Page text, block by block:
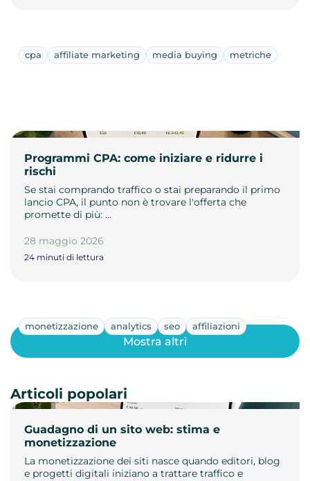
cpa affiliate marketing media buying metriche
Programmi CPA: come iniziare e ridurre i
rischi
Se stai comprando traffico o stai preparando il primo
lancio CPA, il punto non è trovare l'offerta che
promette di più: …
28 maggio 2026
24 minuti di lettura
monetizzazione analytics seo affiliazioni
Guadagno di un sito web: stima e
monetizzazione
La monetizzazione dei siti nasce quando editori, blog
e progetti digitali iniziano a trattare traffico e
Mostra altri
Articoli popolari